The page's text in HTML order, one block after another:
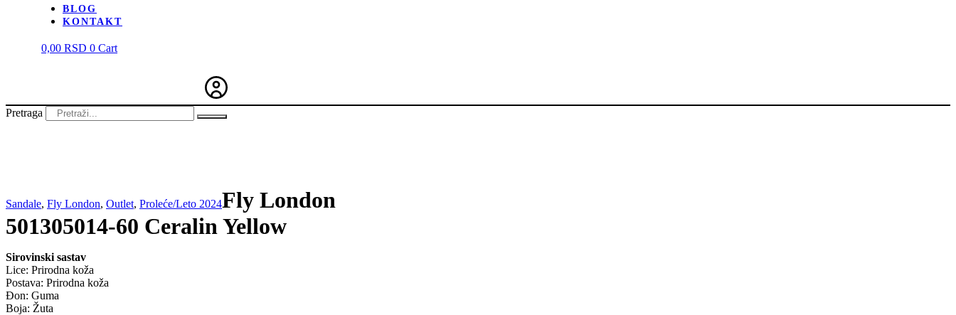
BLOG
KONTAKT
0,00 RSD 0 Cart
Pretraga
Sandale, Fly London, Outlet, Proleće/Leto 2024Fly London
501305014-60 Ceralin Yellow
Sirovinski sastav
Lice: Prirodna koža
Postava: Prirodna koža
Đon: Guma
Boja: Žuta